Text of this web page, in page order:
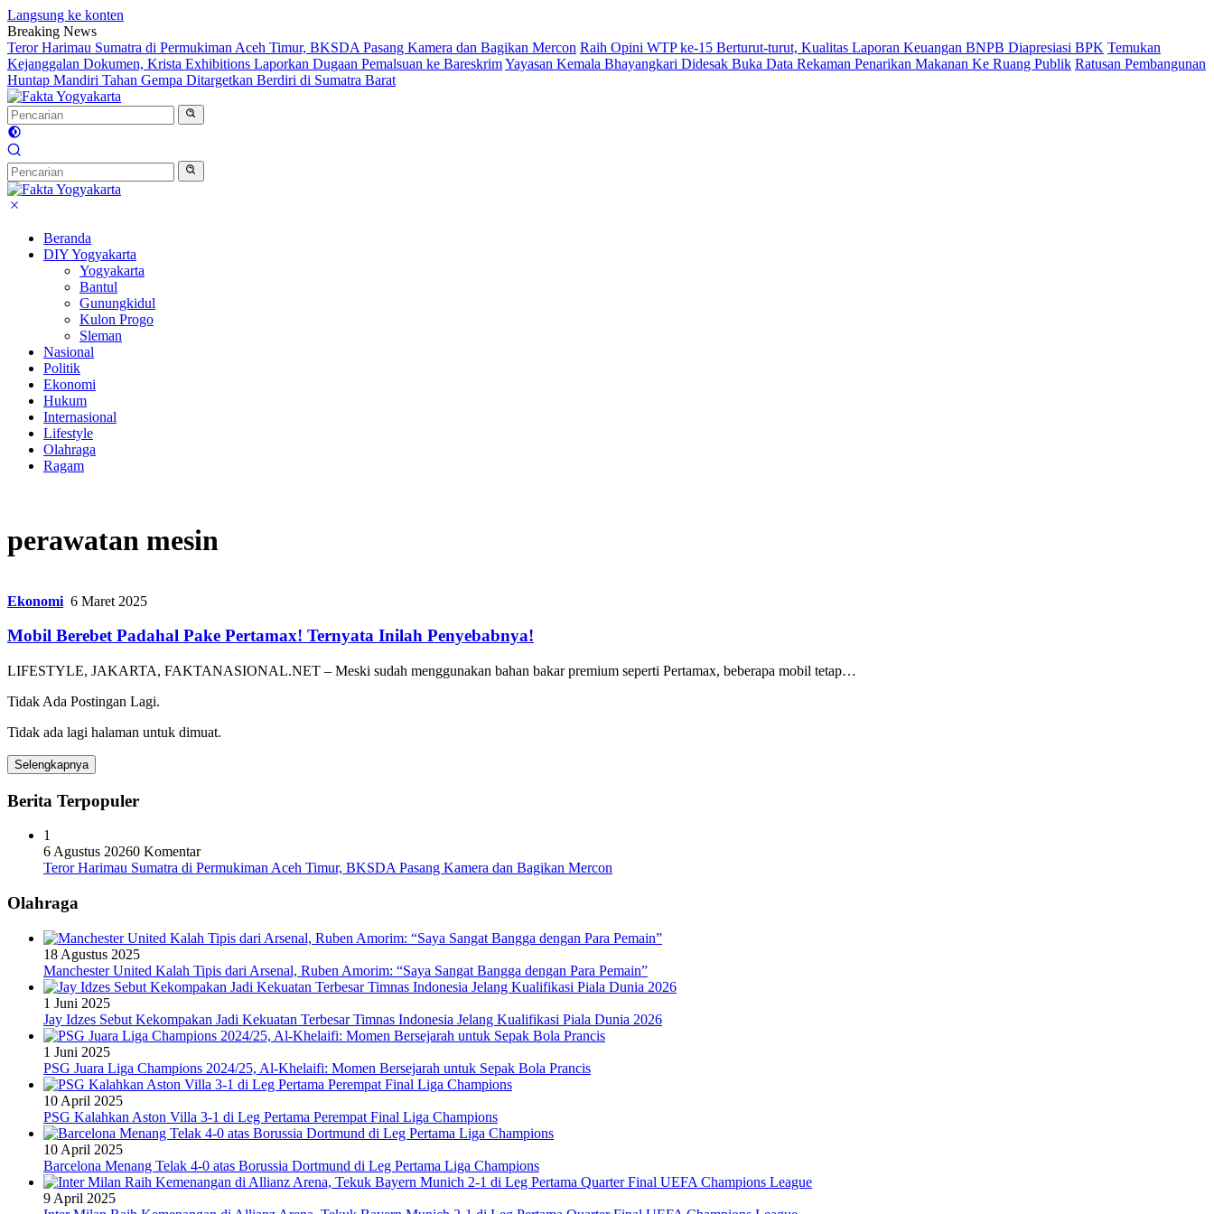
Langsung ke konten
Breaking News
Teror Harimau Sumatra di Permukiman Aceh Timur, BKSDA Pasang Kamera dan Bagikan Mercon Raih Opini WTP ke-15 Berturut-turut, Kualitas Laporan Keuangan BNPB Diapresiasi BPK Temukan
Kejanggalan Dokumen, Krista Exhibitions Laporkan Dugaan Pemalsuan ke BareskrimYayasan Kemala Bhayangkari Didesak Buka Data Rekaman Penarikan Makanan Ke Ruang Publik Ratusan Pembangunan
Huntap Mandiri Tahan Gempa Ditargetkan Berdiri di Sumatra Barat
Beranda
DIY Yogyakarta
Yogyakarta
Bantul
Gunungkidul
Kulon Progo
Sleman
Nasional
Politik
Ekonomi
Hukum
Internasional
Lifestyle
Olahraga
Ragam
perawatan mesin
Ekonomi 6 Maret 2025
Mobil Berebet Padahal Pake Pertamax! Ternyata Inilah Penyebabnya!
LIFESTYLE, JAKARTA, FAKTANASIONAL.NET – Meski sudah menggunakan bahan bakar premium seperti Pertamax, beberapa mobil tetap…
Tidak Ada Postingan Lagi.
Tidak ada lagi halaman untuk dimuat.
Selengkapnya
Berita Terpopuler
1
6 Agustus 20260 Komentar
Teror Harimau Sumatra di Permukiman Aceh Timur, BKSDA Pasang Kamera dan Bagikan Mercon
Olahraga
18 Agustus 2025
Manchester United Kalah Tipis dari Arsenal, Ruben Amorim: “Saya Sangat Bangga dengan Para Pemain”
1 Juni 2025
Jay Idzes Sebut Kekompakan Jadi Kekuatan Terbesar Timnas Indonesia Jelang Kualifikasi Piala Dunia 2026
1 Juni 2025
PSG Juara Liga Champions 2024/25, Al-Khelaifi: Momen Bersejarah untuk Sepak Bola Prancis
10 April 2025
PSG Kalahkan Aston Villa 3-1 di Leg Pertama Perempat Final Liga Champions
10 April 2025
Barcelona Menang Telak 4-0 atas Borussia Dortmund di Leg Pertama Liga Champions
9 April 2025